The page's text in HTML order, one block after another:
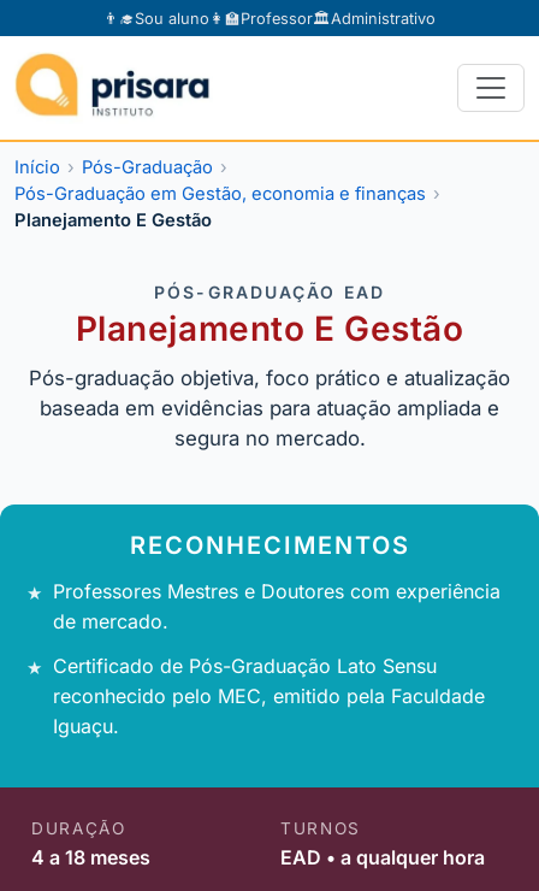
👨‍🎓Sou aluno 👩‍🏫Professor🏛️Administrativo
Início
Pós-Graduação
Pós-Graduação em Gestão, economia e finanças
Planejamento E Gestão
PÓS-GRADUAÇÃO EAD
Planejamento E Gestão
Pós-graduação objetiva, foco prático e atualização
baseada em evidências para atuação ampliada e
segura no mercado.
RECONHECIMENTOS
Professores Mestres e Doutores com experiência
de mercado.
Certificado de Pós-Graduação Lato Sensu
reconhecido pelo MEC, emitido pela Faculdade
Iguaçu.
DURAÇÃO
4 a 18 meses
TURNOS
EAD • a qualquer hora